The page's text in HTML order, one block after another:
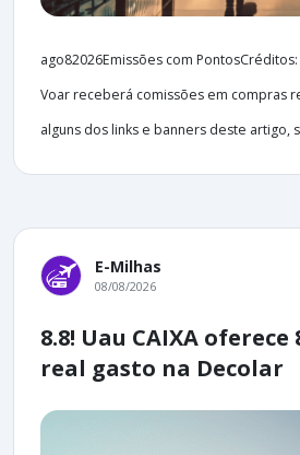
ago82026Emissões com
Voar receberá comissões em compras
alguns dos links e banners deste artigo,
E-Milhas
08/08/2026
8.8! Uau CAIXA
real gasto na Decolar